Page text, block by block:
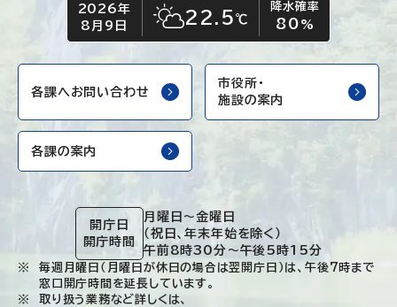
今日の日付
2026年
8月9日
今日の天気
晴れ時々くもり
22.5 ℃
降水確率
80 %
各課へお問い合わせ
市役所・
施設の案内
各課の案内
開庁日
開庁時間
月曜日～金曜日
（祝日、年末年始を除く）
午前8時30分～午後5時15分
毎週月曜日（月曜日が休日の場合は翌開庁日）は、午後7時まで
窓口開庁時間を延長しています。
取り扱う業務など詳しくは、